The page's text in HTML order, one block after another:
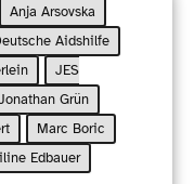
Anja Arsovska
Aidshilfe
JES
Grün
Marc Boric
Edbauer